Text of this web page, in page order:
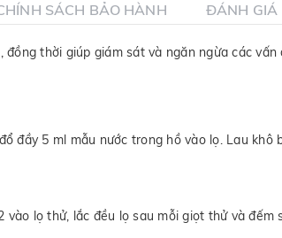
SÁCH BẢO HÀNH ĐÁNH GIÁ
thời giúp giám sát và ngăn ngừa các
đầy 5 ml mẫu nước trong hồ vào lọ. Lau khô
lọ thử, lắc đều lọ sau mỗi giọt thử và